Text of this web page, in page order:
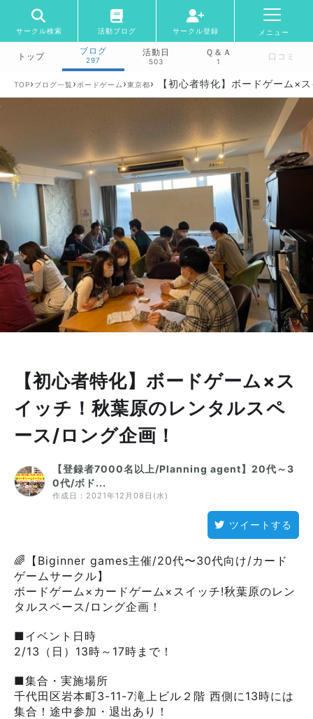
サークル検索 活動ブログ サークル登録 メニュー
トップ
ブログ
297
活動日
503
Ｑ＆Ａ
1 口コミ
TOP› ブログ一覧 › ボードゲーム ›東京都› 【初心者特化】ボードゲーム×
【初心者特化】ボードゲーム×ス
イッチ！秋葉原のレンタルスペ
ース/ロング企画！
【登録者7000名以上/Planning agent】20代～3
0代/ボド...
作成日： 2021年12月08日(水)
ツイートする
🌈【Biginner games主催/20代〜30代向け/カード
ゲームサークル】
ボードゲーム×カードゲーム×スイッチ!秋葉原のレン
タルスペース/ロング企画！
■イベント日時
2/13（日）13時～17時まで！
■集合・実施場所
千代田区岩本町3-11-7滝上ビル２階 西側に13時には
集合！途中参加・退出あり！